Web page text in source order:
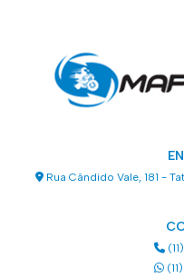
Rua Cândido Vale, 181 -